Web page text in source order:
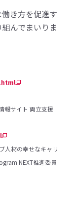
き方を促進す
んでまいりま
報サイト 両立支援
人材の幸せなキャリ
NEXT推進委員